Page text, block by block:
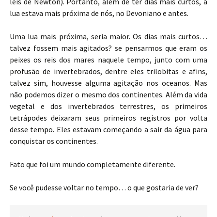
lua estava mais próxima de nós, no Devoniano e antes.
Uma lua mais próxima, seria maior. Os dias mais curtos…
talvez fossem mais agitados? se pensarmos que eram os
peixes os reis dos mares naquele tempo, junto com uma
profusão de invertebrados, dentre eles trilobitas e afins,
talvez sim, houvesse alguma agitação nos oceanos. Mas
não podemos dizer o mesmo dos continentes. Além da vida
vegetal e dos invertebrados terrestres, os primeiros
tetrápodes deixaram seus primeiros registros por volta
desse tempo. Eles estavam começando a sair da água para
conquistar os continentes.
Fato que foi um mundo completamente diferente.
Se você pudesse voltar no tempo… o que gostaria de ver?